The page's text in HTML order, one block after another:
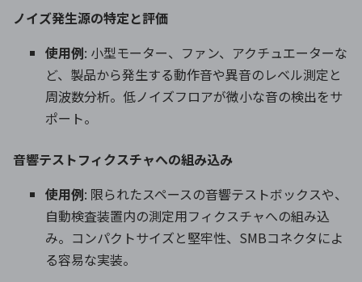
ノイズ発生源の特定と評価
使用例: 小型モーター、ファン、アクチュエーターな
ど、製品から発生する動作音や異音のレベル測定と
周波数分析。低ノイズフロアが微小な音の検出をサ
ポート。
音響テストフィクスチャへの組み込み
使用例: 限られたスペースの音響テストボックスや、
自動検査装置内の測定用フィクスチャへの組み込
み。コンパクトサイズと堅牢性、SMBコネクタによ
る容易な実装。